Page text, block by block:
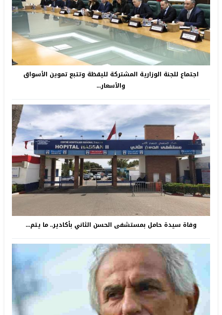
اجتماع للجنة الوزارية المشتركة لليقظة وتتبع تموين الأسواق
والأسعار...
وفاة سيدة حامل بمستشفى الحسن الثاني بأكادير.. ما يتم...